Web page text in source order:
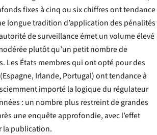
fixes à cinq ou six chiffres ont tendance
longue tradition d’application des pénalités
de surveillance émet un volume élevé
plutôt qu’un petit nombre de
Les États membres qui ont opté pour des
Irlande, Portugal) ont tendance à
importé la logique du régulateur
: un nombre plus restreint de grandes
une enquête approfondie, avec l’effet
la publication.